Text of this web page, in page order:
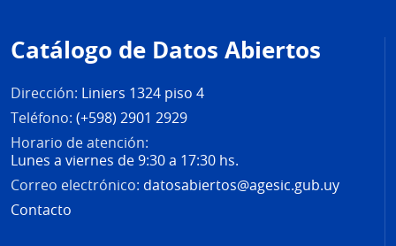
de
página
Catálogo de Datos Abiertos
Dirección: Liniers 1324 piso 4
Teléfono: (+598) 2901 2929
Horario de atención:
Lunes a viernes de 9:30 a 17:30 hs.
Correo electrónico: datosabiertos@agesic.gub.uy
Contacto